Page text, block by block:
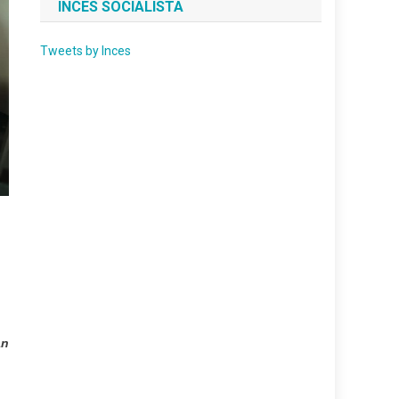
INCES SOCIALISTA
Tweets by Inces